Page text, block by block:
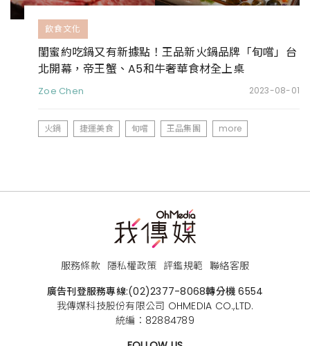
飲食文化
閨蜜約吃鍋又有新據點！王品新火鍋品牌「旬嚐」台
北開幕，帝王蟹、A5和牛奢華食材全上桌
Zoe Chen 2023-08-01
火鍋 捷運美食 旬嚐 王品集團 more
服務條款 隱私權政策 評鑑規範 聯絡客服
廣告刊登服務專線:(02)2377-8068轉分機 6554
我傳媒科技股份有限公司 OHMEDIA CO.,LTD.
統編：82884789